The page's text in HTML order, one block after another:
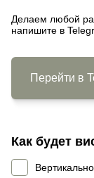
Делаем любой
напишите в
Перейти в
Как будет
Вертикально